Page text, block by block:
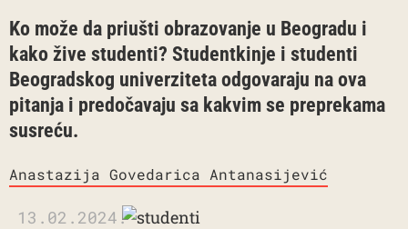
Ko može da priušti obrazovanje u Beogradu i
kako žive studenti? Studentkinje i studenti
Beogradskog univerziteta odgovaraju na ova
pitanja i predočavaju sa kakvim se preprekama
susreću.
Anastazija Govedarica Antanasijević
13.02.2024.